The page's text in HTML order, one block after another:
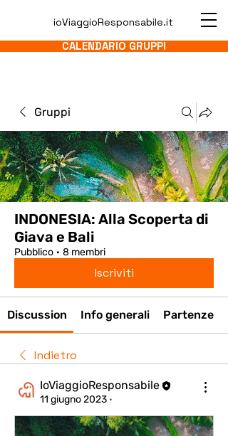
ioViaggioResponsabile.it
CALENDARIO GRUPPI
Gruppi
INDONESIA: Alla Scoperta di
Giava e Bali
Pubblico · 8 membri
Iscriviti
Discussion Info generali Partenze
Indietro
IoViaggioResponsabile
11 giugno 2023 ·